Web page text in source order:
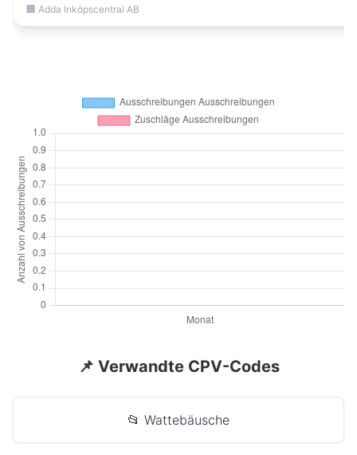
🏢 Adda Inköpscentral AB
📌 Verwandte CPV-Codes
📂 Wattebäusche